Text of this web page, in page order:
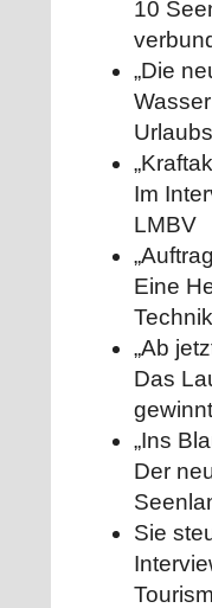
10
„Die
Im
LMBV
Eine
„Ab
Das
„Ins
Der
Sie